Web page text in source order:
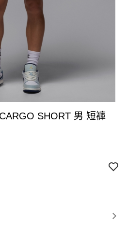
SHORT 男 短褲